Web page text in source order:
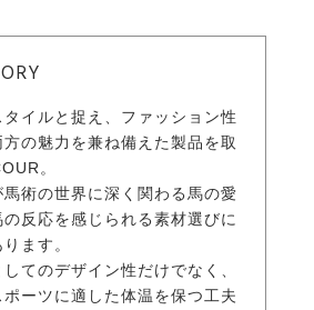
イルと捉え、ファッション性
の魅力を兼ね備えた製品を取
。
術の世界に深く関わる馬の愛
反応を感じられる素材選びに
ます。
てのデザイン性だけでなく、
ーツに適した体温を保つ工夫